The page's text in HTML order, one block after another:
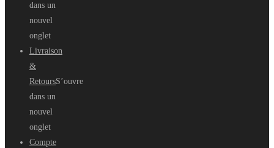
dans un
nouvel
onglet
Livraison
&
RetoursS’ouvre
dans un
nouvel
onglet
Compte